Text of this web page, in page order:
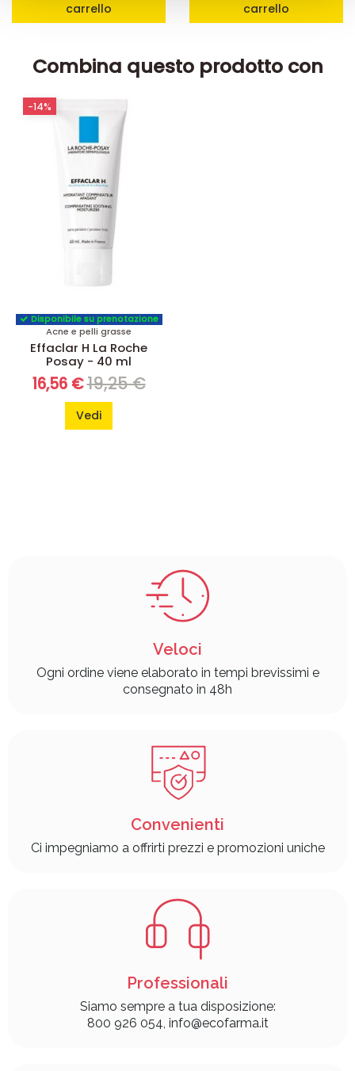
carrello
carrello
Combina questo prodotto con
Disponibile su prenotazione
Acne e pelli grasse
Effaclar H La Roche
Posay - 40 ml
16,56 €19,25 €
Vedi
-14%
Veloci
Ogni ordine viene elaborato in tempi brevissimi e
consegnato in 48h
Convenienti
Ci impegniamo a offrirti prezzi e promozioni uniche
Professionali
Siamo sempre a tua disposizione:
800 926 054, info@ecofarma.it